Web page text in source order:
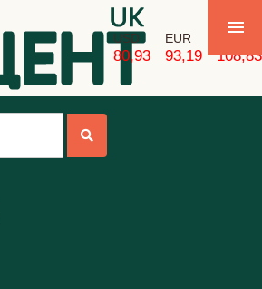
USD
80,93
EUR
93,19 108,83